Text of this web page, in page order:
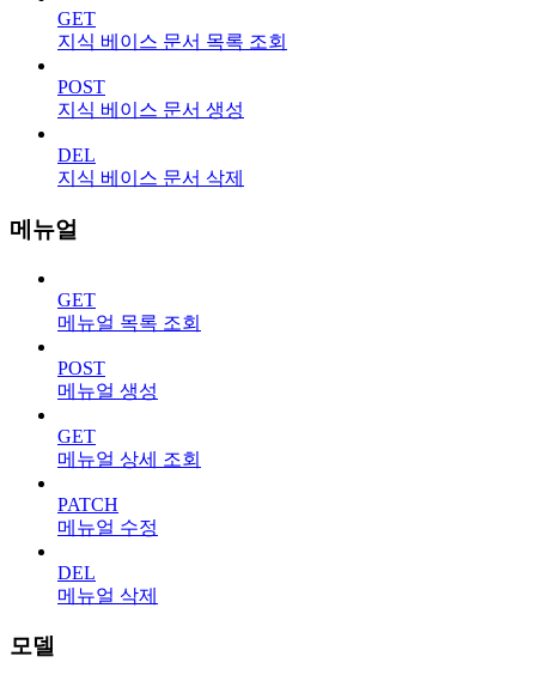
GET
지식 베이스 문서 목록 조회
POST
지식 베이스 문서 생성
DEL
지식 베이스 문서 삭제
메뉴얼
GET
메뉴얼 목록 조회
POST
메뉴얼 생성
GET
메뉴얼 상세 조회
PATCH
메뉴얼 수정
DEL
메뉴얼 삭제
모델